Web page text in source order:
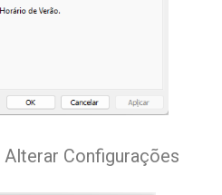
Alterar Configurações